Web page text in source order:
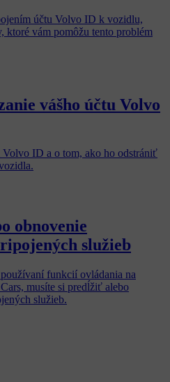
účtu Volvo ID k vozidlu,
vám pomôžu tento problém
vášho účtu Volvo
Volvo ID a o tom, ako ho odstrániť
obnovenie
služieb
funkcií ovládania na
musíte si predĺžiť alebo
služieb.